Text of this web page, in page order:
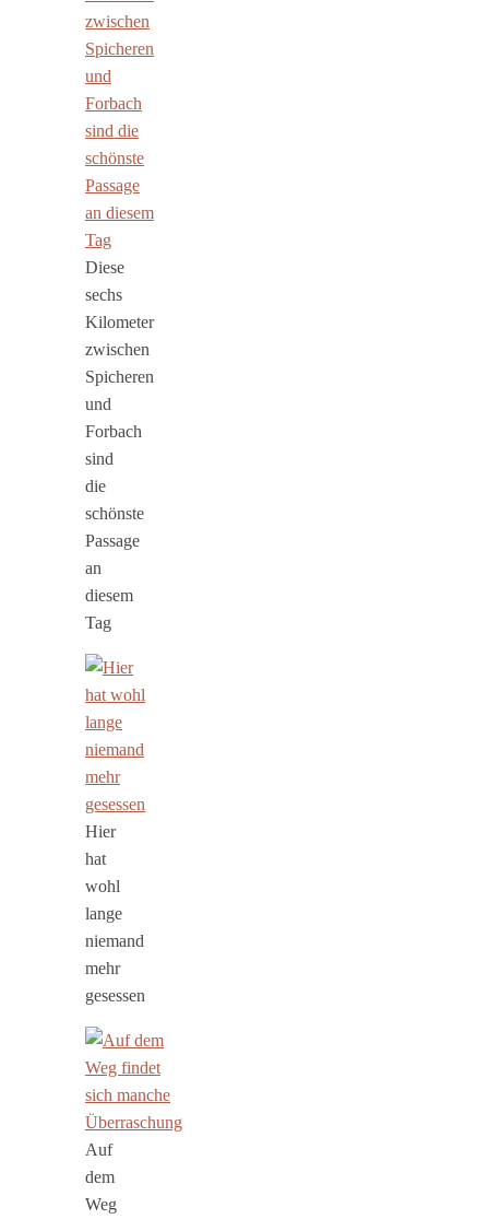
Diese
sechs
Kilometer
zwischen
Spicheren
und
Forbach
sind
die
schönste
Passage
an
diesem
Tag
Hier
hat
wohl
lange
niemand
mehr
gesessen
Auf
dem
Weg